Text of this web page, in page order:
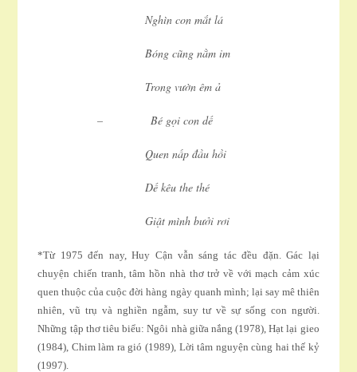
Nghìn con mắt lá
Bóng cũng nằm im
Trong vườn êm ả
– Bé gọi con dế
Quen nấp đầu hồi
Dế kêu the thé
Giật mình bưởi rơi
*Từ 1975 đến nay, Huy Cận vẫn sáng tác đều đặn. Gác lại
chuyện chiến tranh, tâm hồn nhà thơ trở về với mạch cảm xúc
quen thuộc của cuộc đời hàng ngày quanh mình; lại say mê thiên
nhiên, vũ trụ và nghiền ngẫm, suy tư về sự sống con người.
Những tập thơ tiêu biểu: Ngôi nhà giữa nắng (1978), Hạt lại gieo
(1984), Chim làm ra gió (1989), Lời tâm nguyện cùng hai thế kỷ
(1997).